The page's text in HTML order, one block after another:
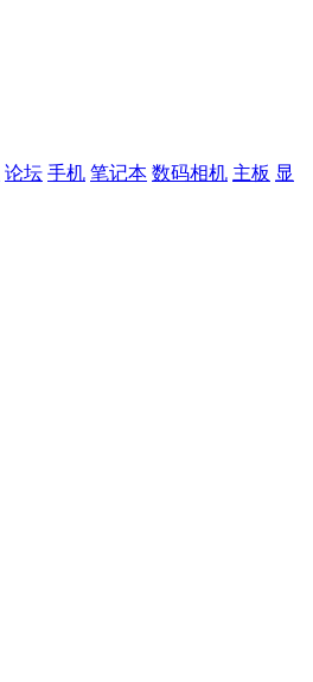
论坛 手机 笔记本 数码相机 主板 显